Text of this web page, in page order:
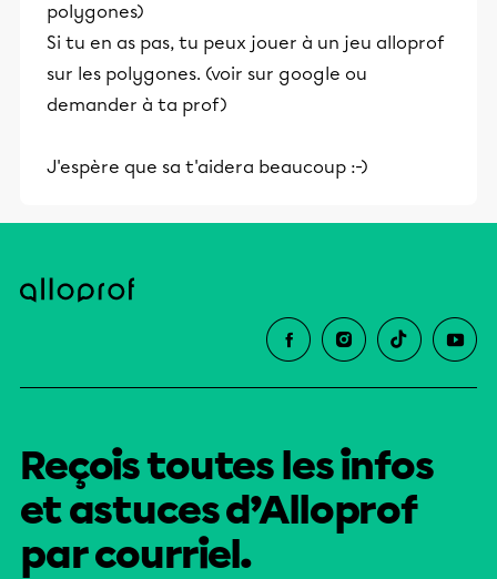
polygones)
Si tu en as pas, tu peux jouer à un jeu alloprof
sur les polygones. (voir sur google ou
demander à ta prof)
J'espère que sa t'aidera beaucoup :-)
Reçois toutes les infos
et astuces d’Alloprof
par courriel.